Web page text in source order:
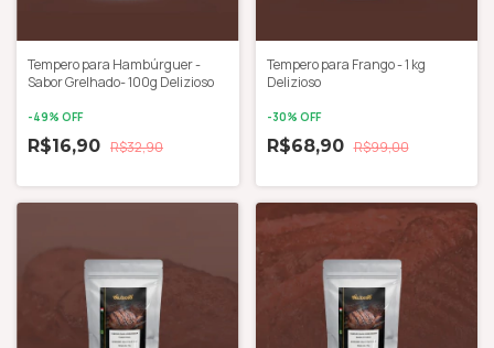
Tempero para Hambúrguer -
Sabor Grelhado- 100g Delizioso
-49% OFF
R$16,90 R$32,90
Tempero para Frango - 1 kg
Delizioso
-30% OFF
R$68,90 R$99,00